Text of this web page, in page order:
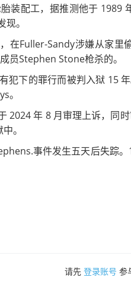
装配工，据推测他于 1989
。
在Fuller-Sandy涉嫌从家里
员Stephen Stone枪杀的。
犯下的罪行而被判入狱 15
。
2024 年 8 月审理上诉，同
。
事件发生五天后失踪。
请先 登录账号 参